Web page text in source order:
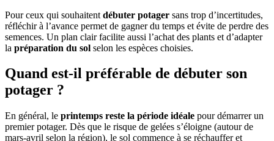
Pour ceux qui souhaitent débuter potager sans trop d’incertitudes,
réfléchir à l’avance permet de gagner du temps et évite de perdre des
semences. Un plan clair facilite aussi l’achat des plants et d’adapter
la préparation du sol selon les espèces choisies.
Quand est-il préférable de débuter son
potager ?
En général, le printemps reste la période idéale pour démarrer un
premier potager. Dès que le risque de gelées s’éloigne (autour de
mars-avril selon la région), le sol commence à se réchauffer et